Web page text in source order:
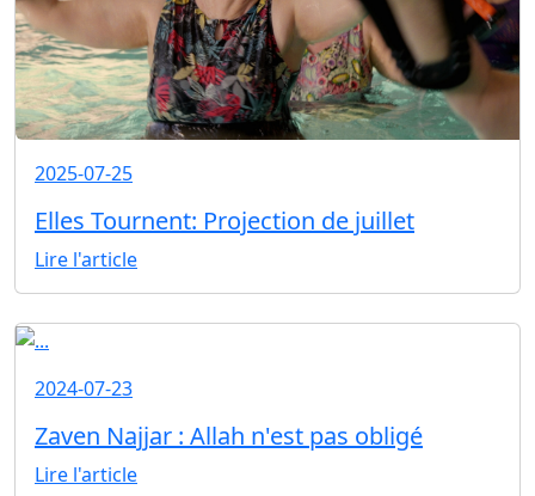
2025-07-25
Elles Tournent: Projection de juillet
Lire l'article
2024-07-23
Zaven Najjar : Allah n'est pas obligé
Lire l'article